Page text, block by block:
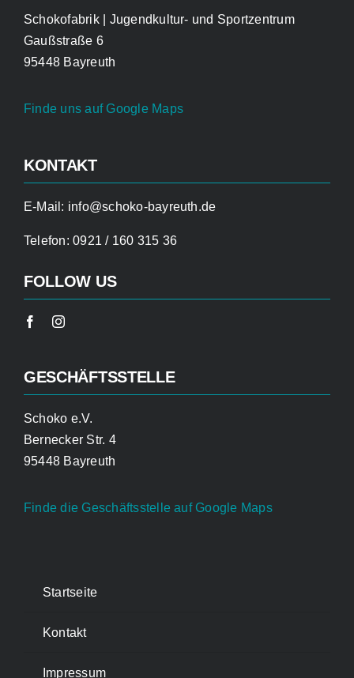
Schokofabrik | Jugendkultur- und Sportzentrum
Gaußstraße 6
95448 Bayreuth
Finde uns auf Google Maps
KONTAKT
E-Mail: info@schoko-bayreuth.de
Telefon:0921 / 160 315 36
FOLLOW US
GESCHÄFTSSTELLE
Schoko e.V.
Bernecker Str. 4
95448 Bayreuth
Finde die Geschäftsstelle auf Google Maps
Startseite
Kontakt
Impressum